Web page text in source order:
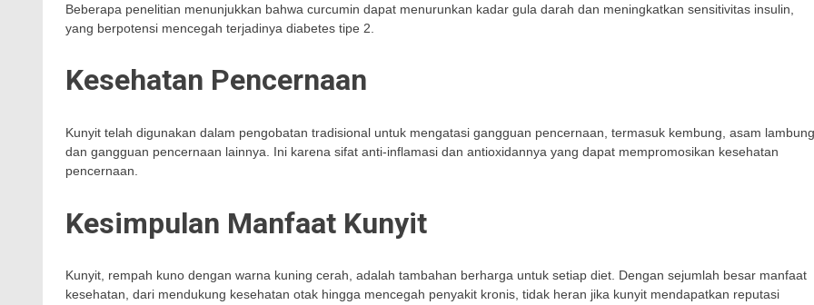
Beberapa penelitian menunjukkan bahwa curcumin dapat menurunkan kadar gula darah dan meningkatkan sensitivitas insulin,
yang berpotensi mencegah terjadinya diabetes tipe 2.
Kesehatan Pencernaan
Kunyit telah digunakan dalam pengobatan tradisional untuk mengatasi gangguan pencernaan, termasuk kembung, asam
dan gangguan pencernaan lainnya. Ini karena sifat anti-inflamasi dan antioxidannya yang dapat mempromosikan kesehatan
pencernaan.
Kesimpulan Manfaat Kunyit
Kunyit, rempah kuno dengan warna kuning cerah, adalah tambahan berharga untuk setiap diet. Dengan sejumlah besar manfaat
kesehatan, dari mendukung kesehatan otak hingga mencegah penyakit kronis, tidak heran jika kunyit mendapatkan reputasi